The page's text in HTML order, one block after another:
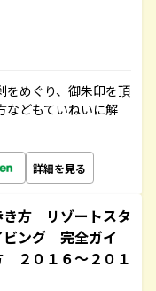
をめぐり、御朱印を頂
などもていねいに解
詳細を見る
方 リゾートスタ
ング 完全ガイ
２０１６～２０１